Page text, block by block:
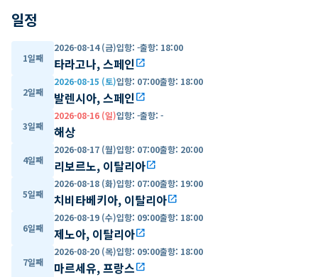
일정
1일째
2026-08-14 (금)입항: -출항: 18:00
타라고나, 스페인open_in_new
2일째
2026-08-15 (토)입항: 07:00출항: 18:00
발렌시아, 스페인open_in_new
3일째
2026-08-16 (일)입항: -출항: -
해상
4일째
2026-08-17 (월)입항: 07:00출항: 20:00
리보르노, 이탈리아open_in_new
5일째
2026-08-18 (화)입항: 07:00출항: 19:00
치비타베키아, 이탈리아open_in_new
6일째
2026-08-19 (수)입항: 09:00출항: 18:00
제노아, 이탈리아open_in_new
7일째
2026-08-20 (목)입항: 09:00출항: 18:00
마르세유, 프랑스open_in_new